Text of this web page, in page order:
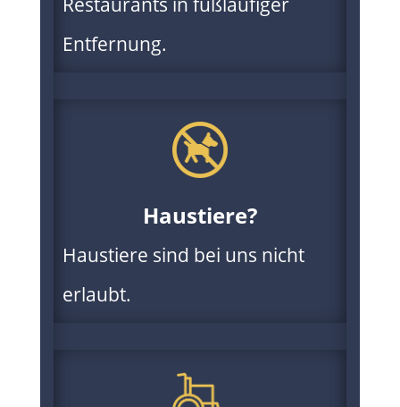
Entfernung.
Haustiere?
Haustiere sind bei uns nicht
erlaubt.